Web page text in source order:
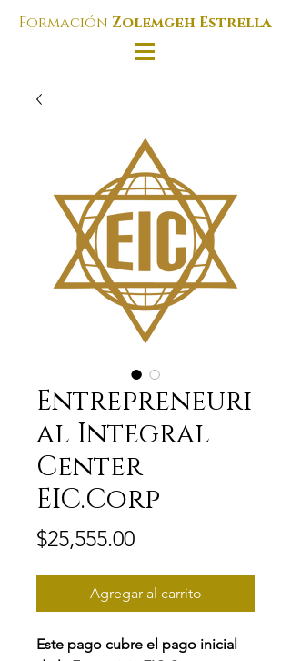
Formación Zolemgeh Estrella
Entrepreneuri
al Integral
Center
EIC.Corp
$25,555.00Precio
Agregar al carrito
Este pago cubre el pago inicial